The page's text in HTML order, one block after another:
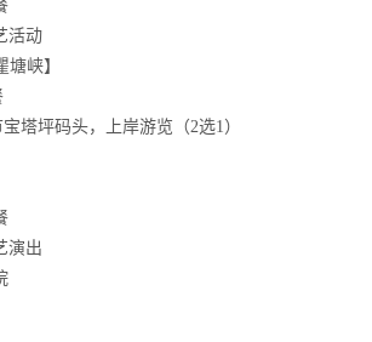
活动
峡】
塔坪码头，上岸游览（2选1）
演出